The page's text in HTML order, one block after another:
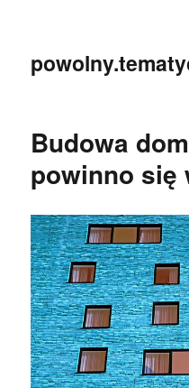
Budowa
powinno się